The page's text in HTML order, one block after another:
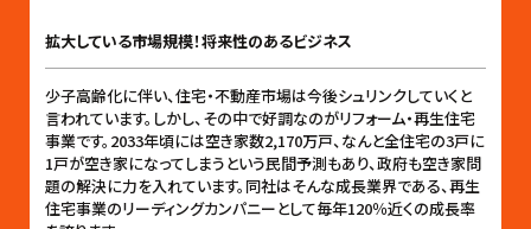
拡大している市場規模！将来性のあるビジネス
少子高齢化に伴い、住宅・不動産市場は今後シュリンクしていくと
言われています。しかし、その中で好調なのがリフォーム・再生住宅
事業です。2033年頃には空き家数2,170万戸、なんと全住宅の3戸に
1戸が空き家になってしまうという民間予測もあり、政府も空き家問
題の解決に力を入れています。同社はそんな成長業界である、再生
住宅事業のリーディングカンパニーとして毎年120％近くの成長率